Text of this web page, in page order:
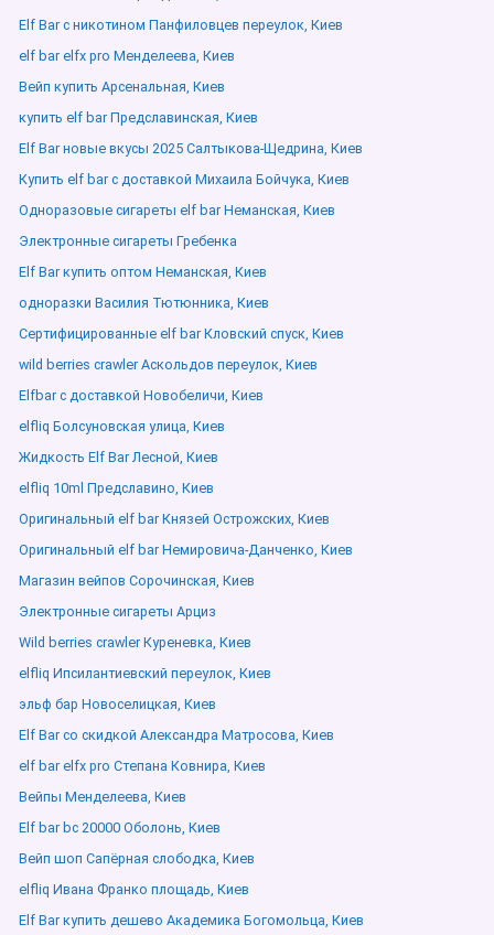
Elf Bar с никотином Панфиловцев переулок, Киев
elf bar elfx pro Менделеева, Киев
Вейп купить Арсенальная, Киев
купить elf bar Предславинская, Киев
Elf Bar новые вкусы 2025 Салтыкова-Щедрина, Киев
Купить elf bar с доставкой Михаила Бойчука, Киев
Одноразовые сигареты elf bar Неманская, Киев
Электронные сигареты Гребенка
Elf Bar купить оптом Неманская, Киев
одноразки Василия Тютюнника, Киев
Сертифицированные elf bar Кловский спуск, Киев
wild berries crawler Аскольдов переулок, Киев
Elfbar с доставкой Новобеличи, Киев
elfliq Болсуновская улица, Киев
Жидкость Elf Bar Лесной, Киев
elfliq 10ml Предславино, Киев
Оригинальный elf bar Князей Острожских, Киев
Оригинальный elf bar Немировича-Данченко, Киев
Магазин вейпов Сорочинская, Киев
Электронные сигареты Арциз
Wild berries crawler Куреневка, Киев
elfliq Ипсилантиевский переулок, Киев
эльф бар Новоселицкая, Киев
Elf Bar со скидкой Александра Матросова, Киев
elf bar elfx pro Степана Ковнира, Киев
Вейпы Менделеева, Киев
Elf bar bc 20000 Оболонь, Киев
Вейп шоп Сапёрная слободка, Киев
elfliq Ивана Франко площадь, Киев
Elf Bar купить дешево Академика Богомольца, Киев